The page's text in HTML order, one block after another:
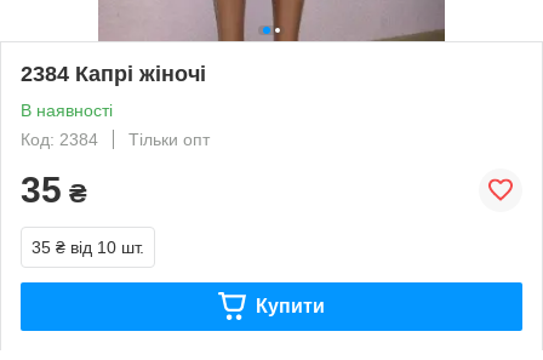
2384 Капрі жіночі
В наявності
Код: 2384
Тільки опт
35 ₴
35 ₴ від 10 шт.
Купити